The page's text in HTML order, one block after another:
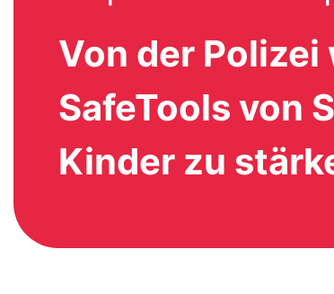
Von der
SafeTools von
Kinder zu